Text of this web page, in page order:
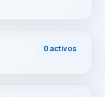
0 activos